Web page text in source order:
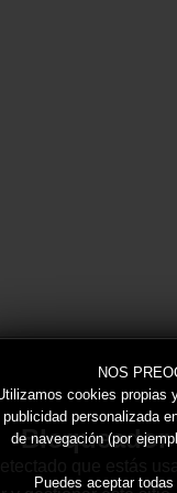
Bloqueador
que estás
NOS
cookies propias
publicidad personalizada
de navegación (por
Puedes aceptar